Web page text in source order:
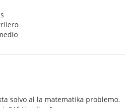
solvo al la matematika problemo.